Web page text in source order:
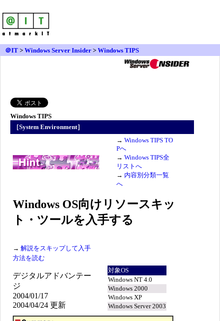
＠IT > Windows Server Insider > Windows TIPS
Windows TIPS
［System Environment］
→ Windows TIPS TO
Pへ
→ Windows TIPS全
リストへ
→ 内容別分類一覧
へ
Windows OS向けリソースキッ
ト・ツールを入手する
→ 解説をスキップして入手
方法を読む
デジタルアドバンテー
ジ
2004/01/17
2004/04/24 更新
対象OS
Windows NT 4.0
Windows 2000
Windows XP
Windows Server 2003